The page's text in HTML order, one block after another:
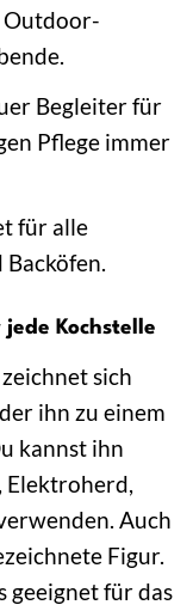
Outdoor-
Begleiter für
Pflege immer
für alle
Kochstelle
sich
ihn zu einem
kannst ihn
Elektroherd,
Auch
Figur.
geeignet für das